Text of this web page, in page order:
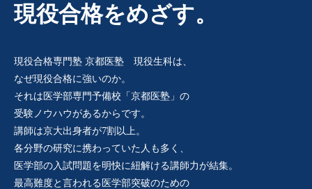
現役合格をめざす。
現役合格専門塾 京都医塾 現役生科は、
なぜ現役合格に強いのか。
それは医学部専門予備校「京都医塾」の
受験ノウハウがあるからです。
講師は京大出身者が7割以上。
各分野の研究に携わっていた人も多く、
医学部の入試問題を明快に紐解ける講師力が結集。
最高難度と言われる医学部突破のための